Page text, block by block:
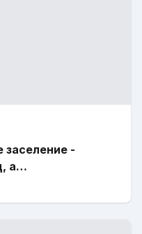
заселение -
а